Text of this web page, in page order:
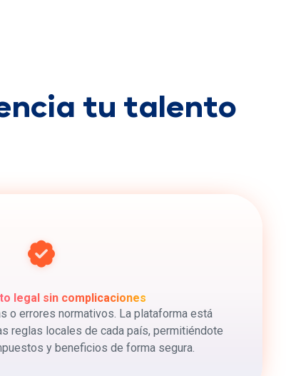
tu talento
legal sin complicaciones
o errores normativos. La plataforma está
reglas locales de cada país, permitiéndote
y beneficios de forma segura.